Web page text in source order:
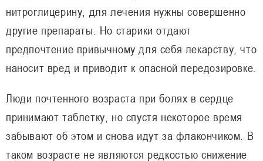
нитроглицерину, для лечения нужны совершенно
другие препараты. Но старики отдают
предпочтение привычному для себя лекарству, что
наносит вред и приводит к опасной передозировке.
Люди почтенного возраста при болях в сердце
принимают таблетку, но спустя некоторое время
забывают об этом и снова идут за флакончиком. В
таком возрасте не являются редкостью снижение